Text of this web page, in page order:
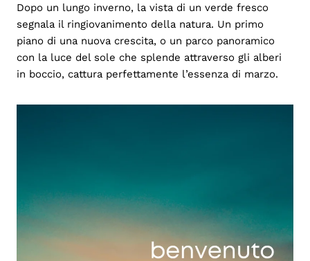
Dopo un lungo inverno, la vista di un verde fresco
segnala il ringiovanimento della natura. Un primo
piano di una nuova crescita, o un parco panoramico
con la luce del sole che splende attraverso gli alberi
in boccio, cattura perfettamente l’essenza di marzo.